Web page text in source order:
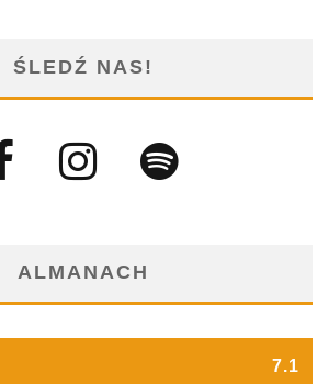
ŚLEDŹ NAS!
ALMANACH
7.1